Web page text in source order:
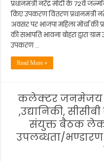
प्रधानमंत्री नरेंद्र मोदी के 72वें
किए उपकरण वितरण प्रधानमंत्री
अवसर पर भाजपा महिला मोर्चा
की सभापति भावना बोहरा द्वारा
उपकरण …
Read More »
कलेक्टर जनमेजय
,उद्यानिकी,
संयुक्त बैठक
उपलब्धता/भण्डारण